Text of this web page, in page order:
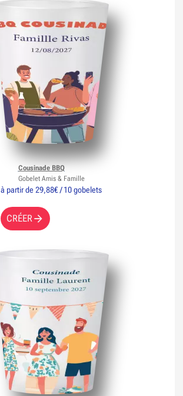
à partir de 29,88€ / 10 gobelets
CRÉER
Cousinade BBQ
Gobelet Amis & Famille